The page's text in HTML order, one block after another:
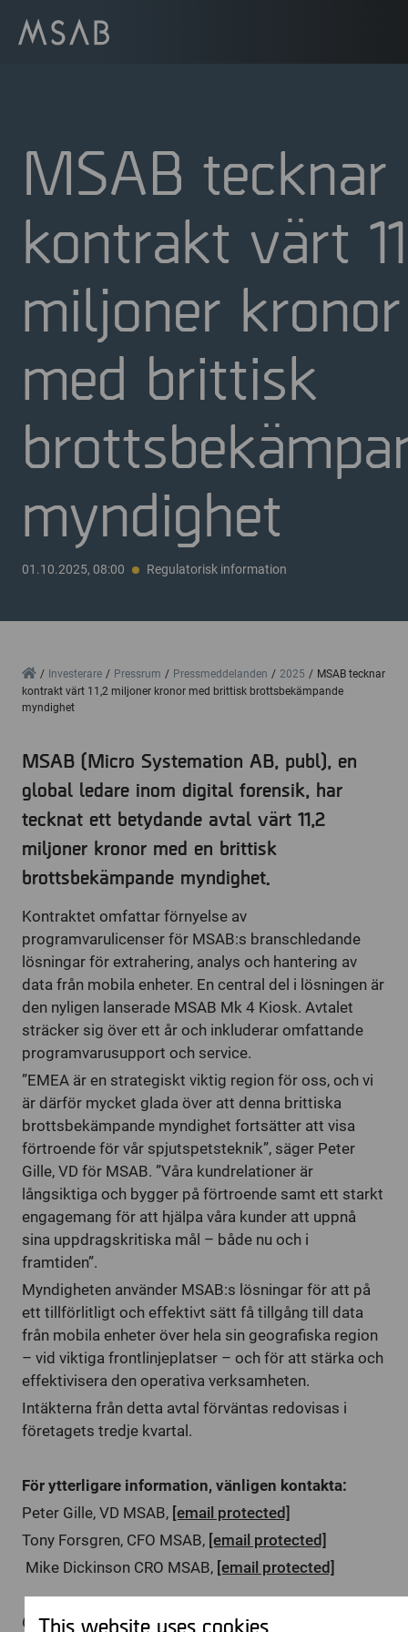
MSAB tecknar
kontrakt värt
miljoner kronor
med brittisk
myndighet
01.10.2025, 08:00 Regulatorisk information
HomeInvesterare Pressrum Pressmeddelanden 2025
MSAB tecknar
kontrakt värt 11,2 miljoner kronor med brittisk brottsbekämpande
myndighet
MSAB (Micro Systemation AB, publ), en
global ledare inom digital forensik, har
tecknat ett betydande avtal värt 11,2
miljoner kronor med en brittisk
brottsbekämpande myndighet.
Kontraktet omfattar förnyelse av
programvarulicenser för MSAB:s branschledande
lösningar för extrahering, analys och hantering av
data från mobila enheter. En central del i lösningen är
den nyligen lanserade MSAB Mk 4 Kiosk. Avtalet
sträcker sig över ett år och inkluderar omfattande
programvarusupport och service.
”EMEA är en strategiskt viktig region för oss, och vi
är därför mycket glada över att denna brittiska
brottsbekämpande myndighet fortsätter att visa
förtroende för vår spjutspetsteknik”, säger Peter
Gille, VD för MSAB. ”Våra kundrelationer är
långsiktiga och bygger på förtroende samt ett starkt
engagemang för att hjälpa våra kunder att uppnå
sina uppdragskritiska mål – både nu och i
framtiden”.
Myndigheten använder MSAB:s lösningar för att på
ett tillförlitligt och effektivt sätt få tillgång till data
från mobila enheter över hela sin geografiska region
– vid viktiga frontlinjeplatser – och för att stärka och
effektivisera den operativa verksamheten.
Intäkterna från detta avtal förväntas redovisas i
företagets tredje kvartal.
För ytterligare information, vänligen kontakta:
Peter Gille, VD MSAB, [email protected]
Tony Forsgren, CFO MSAB, [email protected]
Mike Dickinson CRO MSAB, [email protected]
Om MSAB:
This website uses cookies